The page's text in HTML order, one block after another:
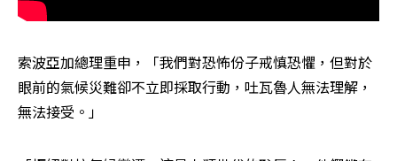
索波亞加總理重申，「我們對恐怖份子戒慎恐懼，但對於
眼前的氣候災難卻不立即採取行動，吐瓦魯人無法理解，
無法接受。」